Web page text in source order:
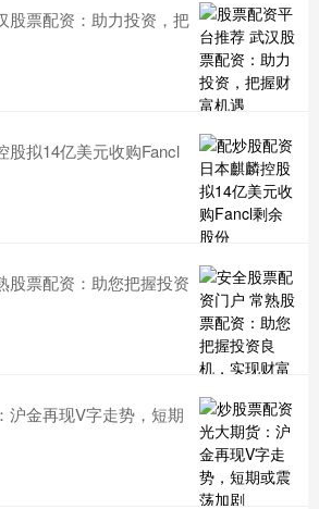
股票配资：助力投资，把
股拟14亿美元收购Fancl
股票配资：助您把握投资
沪金再现V字走势，短期